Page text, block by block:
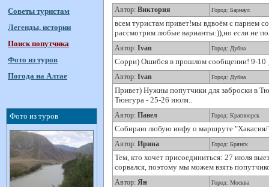
Советы туристам
Легенды, истории
Поиск попутчика
Фото из туров
Погода на Алтае
Фото из туров
Автор: Виктория Город: Барнаул
всем туристам привет!мы вдвоём с парнем
рассмотрим любые варианты:)),но если не
Автор: Ivan Город: Дубна
Сорри) Ошибся в прошлом сообщении! 9-10
Автор: Ivan Город: Дубна
Привет) Нужны попутчики для заброски в
Тюнгура - 25-26 июля..
Автор: Павел Город: Красноярск
Собираю любую инфу о маршруте "Хакасия/
Автор: Ирина Город: Брянск
Тем, кто хочет присоединиться: 27 июля
сорвался, поэтому мы можем взять
Автор: Ян Город: Москва